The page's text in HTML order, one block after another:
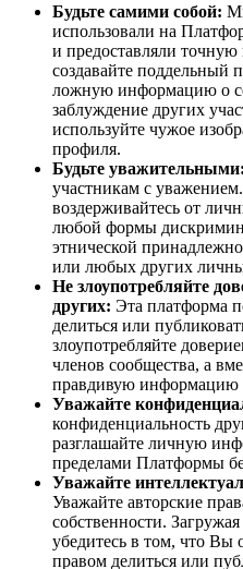
Будьте самими собой:
использовали на
и предоставляли
создавайте поддельный
ложную информацию о
заблуждение других
используйте чужое
профиля.
Будьте уважительными:
участникам с
воздерживайтесь от
любой формы
этнической
или любых других
Не злоупотребляйте
других: Эта платформа
делиться или
злоупотребляйте
членов сообщества, а
правдивую информацию
Уважайте
конфиденциальность
разглашайте личную
пределами Платформы
Уважайте
Уважайте авторские
собственности.
убедитесь в том, что Вы
правом делиться или